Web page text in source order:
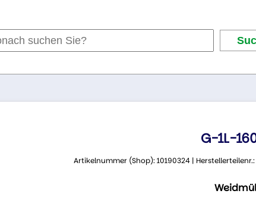
G-1L-
Artikelnummer (Shop): 10190324 |